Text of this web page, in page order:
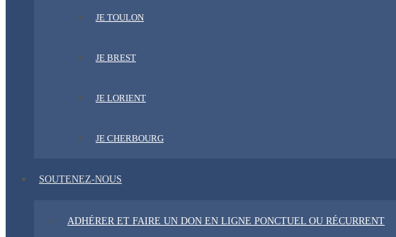
JE TOULON
JE BREST
JE LORIENT
JE CHERBOURG
SOUTENEZ-NOUS
ADHÉRER ET FAIRE UN DON EN LIGNE PONCTUEL OU RÉCURRENT